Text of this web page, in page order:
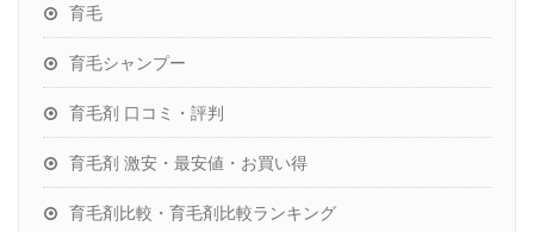
育毛
育毛シャンプー
育毛剤 口コミ・評判
育毛剤 激安・最安値・お買い得
育毛剤比較・育毛剤比較ランキング